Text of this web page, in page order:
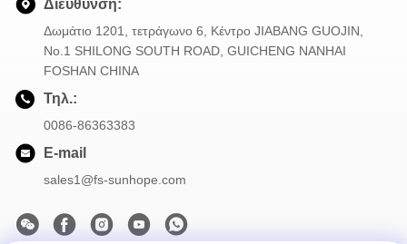
Διεύθυνση:
Δωμάτιο 1201, τετράγωνο 6, Κέντρο JIABANG GUOJIN,
Νο.1 SHILONG SOUTH ROAD, GUICHENG NANHAI
FOSHAN CHINA
Τηλ.:
0086-86363383
E-mail
sales1@fs-sunhope.com